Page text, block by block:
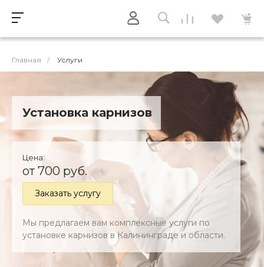
Главная / Услуги
Установка карнизов
Цена:
от 700 руб.
Заказать услугу
Мы предлагаем вам комплексные услуги по
установке карнизов в Калининграде и области.